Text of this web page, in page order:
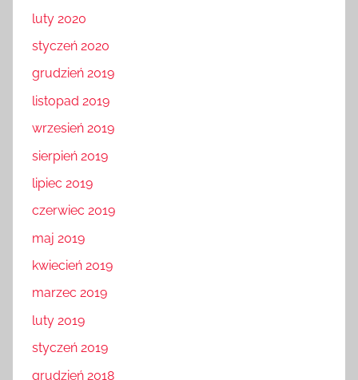
luty 2020
styczeń 2020
grudzień 2019
listopad 2019
wrzesień 2019
sierpień 2019
lipiec 2019
czerwiec 2019
maj 2019
kwiecień 2019
marzec 2019
luty 2019
styczeń 2019
grudzień 2018